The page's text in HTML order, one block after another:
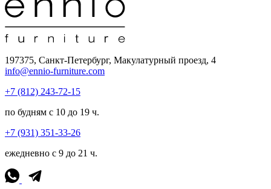
197375, Санкт-Петербург, Макулатурный проезд, 4
info@ennio-furniture.com
+7 (812) 243-72-15
по будням с 10 до 19 ч.
+7 (931) 351-33-26
ежедневно с 9 до 21 ч.